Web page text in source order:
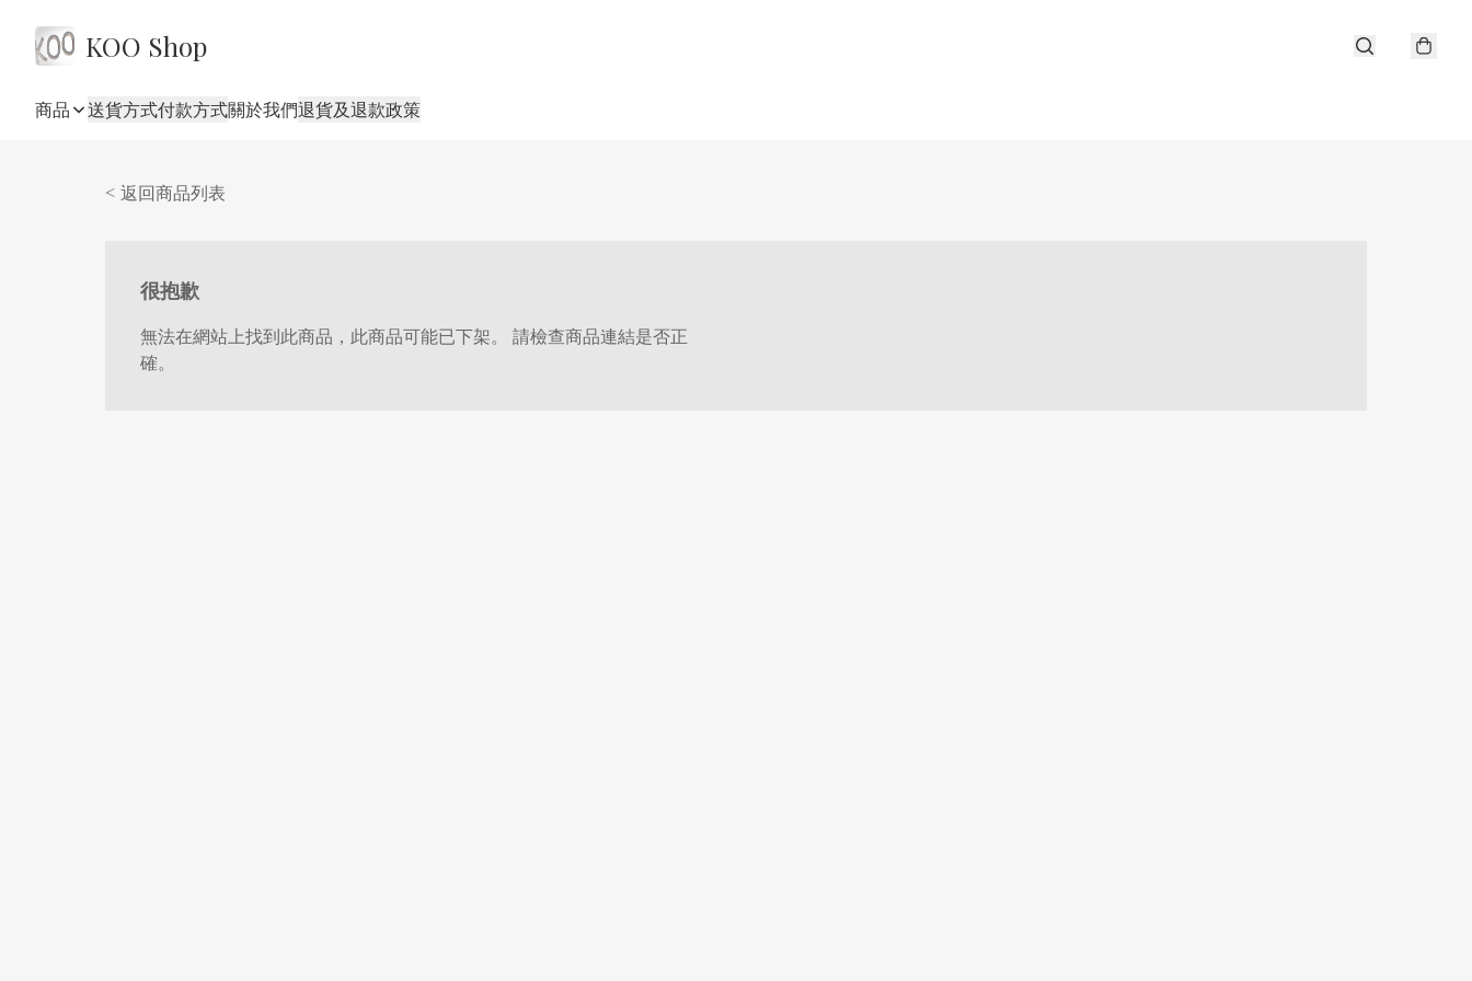
KOO Shop
商品 送貨方式付款方式關於我們退貨及退款政策
< 返回商品列表
很抱歉
無法在網站上找到此商品，此商品可能已下架。 請檢查商品連結是否正
確。